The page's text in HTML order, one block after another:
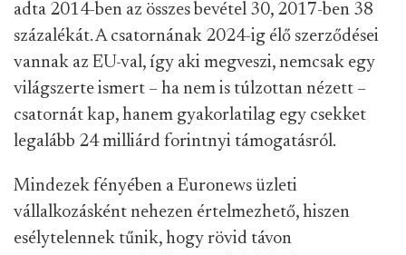
adta 2014-ben az összes bevétel 30, 2017-ben 38
százalékát. A csatornának 2024-ig élő szerződései
vannak az EU-val, így aki megveszi, nemcsak egy
világszerte ismert – ha nem is túlzottan nézett –
csatornát kap, hanem gyakorlatilag egy csekket
legalább 24 milliárd forintnyi támogatásról.
Mindezek fényében a Euronews üzleti
vállalkozásként nehezen értelmezhető, hiszen
esélytelennek tűnik, hogy rövid távon